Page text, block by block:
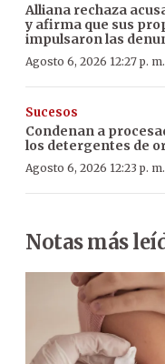
Alliana rechaza
y afirma que sus
impulsaron las
Agosto 6, 2026 12:27 p. m.
Sucesos
Condenan a
los detergentes de
Agosto 6, 2026 12:23 p. m.
Notas más